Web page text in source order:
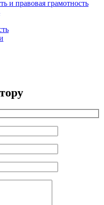
и правовая грамотность